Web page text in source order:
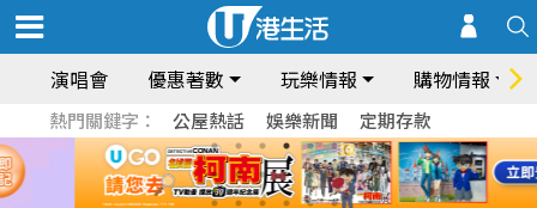
演唱會 優惠著數 玩樂情報 購物情報
熱門關鍵字： 公屋熱話 娛樂新聞 定期存款